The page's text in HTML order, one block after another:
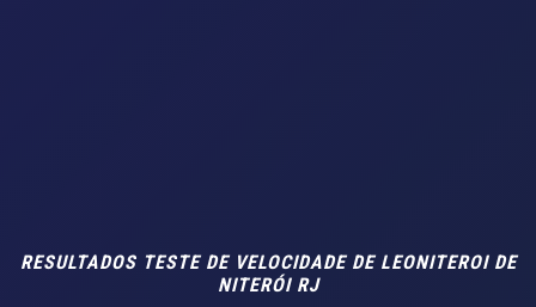
RESULTADOS TESTE DE VELOCIDADE DE LEONITEROI DE
NITERÓI RJ